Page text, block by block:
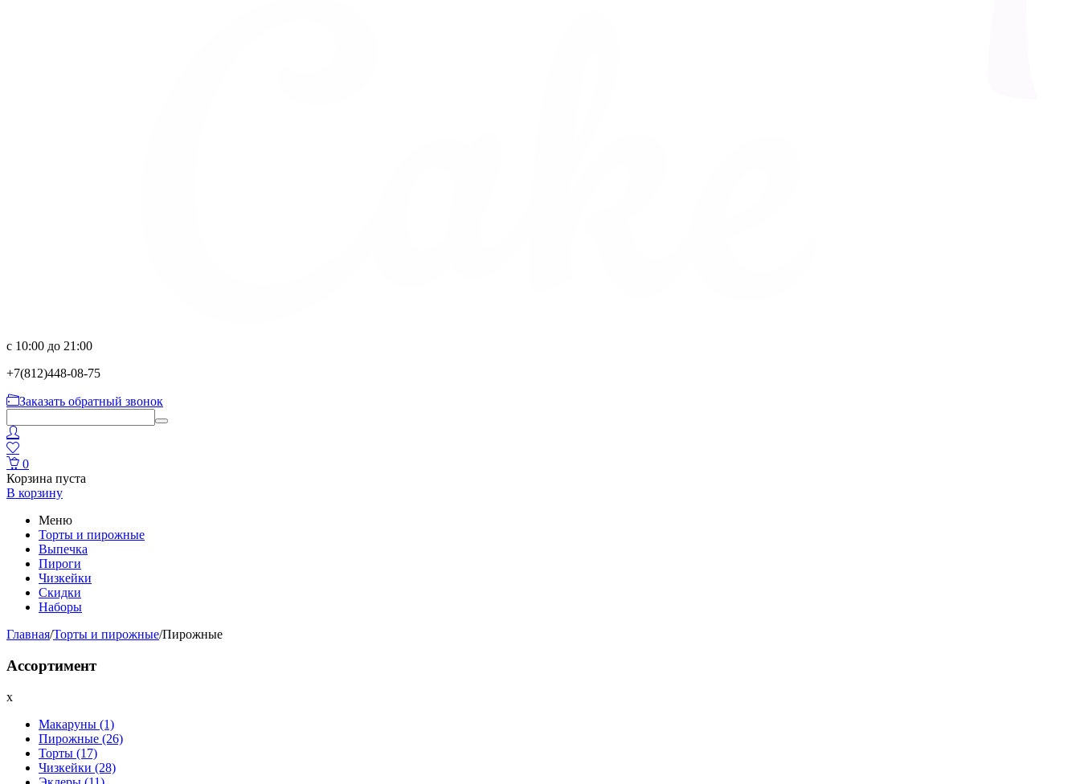
с 10:00 до 21:00
+7(812)448-08-75
Заказать обратный звонок
0
Корзина пуста
В корзину
Меню
Торты и пирожные
Выпечка
Пироги
Чизкейки
Скидки
Наборы
Главная/Торты и пирожные/Пирожные
Ассортимент
x
Макаруны (1)
Пирожные (26)
Торты (17)
Чизкейки (28)